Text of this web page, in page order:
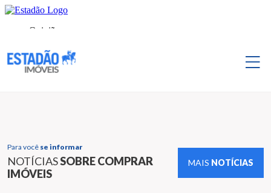
Para você se informar
NOTÍCIASSOBRE COMPRAR
IMÓVEIS
MAIS NOTÍCIAS